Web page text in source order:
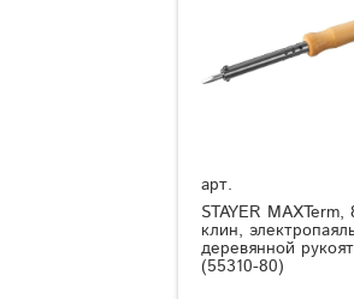
арт.
STAYER MAXTerm,
клин,
деревянной
(55310-80)